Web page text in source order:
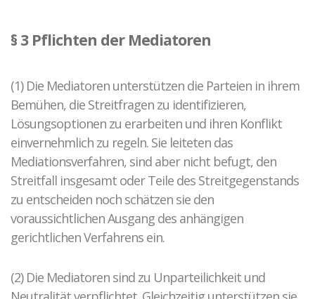
§ 3 Pflichten der Mediatoren
(1) Die Mediatoren unterstützen die Parteien in ihrem
Bemühen, die Streitfragen zu identifizieren,
Lösungsoptionen zu erarbeiten und ihren Konflikt
einvernehmlich zu regeln. Sie leiteten das
Mediationsverfahren, sind aber nicht befugt, den
Streitfall insgesamt oder Teile des Streitgegenstands
zu entscheiden noch schätzen sie den
voraussichtlichen Ausgang des anhängigen
gerichtlichen Verfahrens ein.
(2) Die Mediatoren sind zu Unparteilichkeit und